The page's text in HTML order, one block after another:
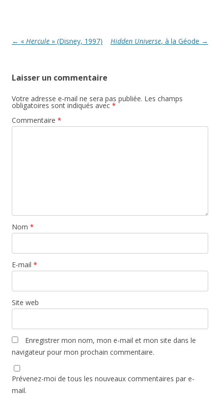
Navigation
← « Hercule » (Disney, 1997) Hidden Universe, à la Géode →
Laisser un commentaire
Votre adresse e-mail ne sera pas publiée. Les champs
obligatoires sont indiqués avec *
Commentaire *
Nom *
E-mail *
Site web
Enregistrer mon nom, mon e-mail et mon site dans le
navigateur pour mon prochain commentaire.
Prévenez-moi de tous les nouveaux commentaires par e-
mail.